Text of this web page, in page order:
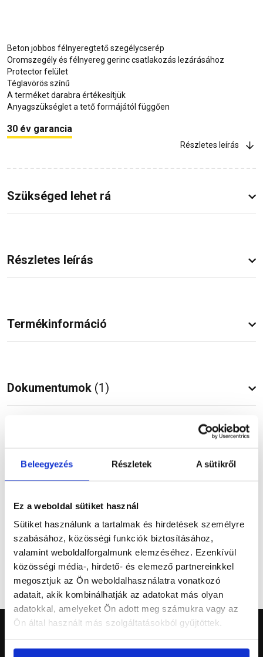
Beleegyezés Részletek A sütikről
Ez a weboldal sütiket használ
Sütiket használunk a tartalmak és hirdetések személyre
szabásához, közösségi funkciók biztosításához,
valamint weboldalforgalmunk elemzéséhez. Ezenkívül
közösségi média-, hirdető- és elemező partnereinkkel
megosztjuk az Ön weboldalhasználatra vonatkozó
adatait, akik kombinálhatják az adatokat más olyan
adatokkal, amelyeket Ön adott meg számukra vagy az
Ön által használt más szolgáltatásokból gyűjtöttek.
Beton jobbos félnyeregtető szegélycserép
Oromszegély és félnyereg gerinc csatlakozás lezárásához
Protector felület
Téglavörös színű
A terméket darabra értékesítjük
Anyagszükséglet a tető formájától függően
30 év garancia
Részletes leírás
Szükséged lehet rá
Részletes leírás
Termékinformáció
Dokumentumok (1)